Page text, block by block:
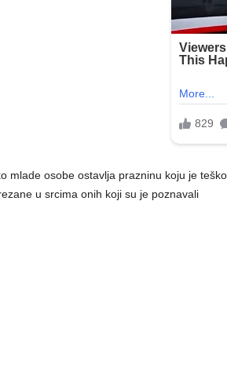
mlade osobe ostavlja prazninu koju je
u srcima onih koji su je poznavali